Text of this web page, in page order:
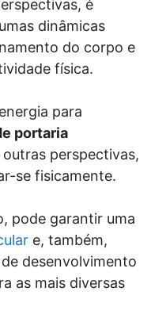
é
dinâmicas
do corpo e
física.
para
portaria
perspectivas,
se fisicamente.
pode garantir uma
e, também,
desenvolvimento
as mais diversas